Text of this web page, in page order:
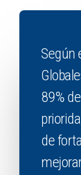
Según
89%
de